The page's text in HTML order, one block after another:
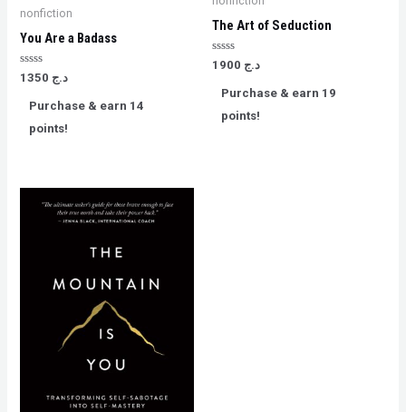
nonfiction
You Are a Badass
Rated
of
د.ج
Purchase & earn 14
points!
The Art of Seduction
Rated د.ج
Purchase & earn 19
points!